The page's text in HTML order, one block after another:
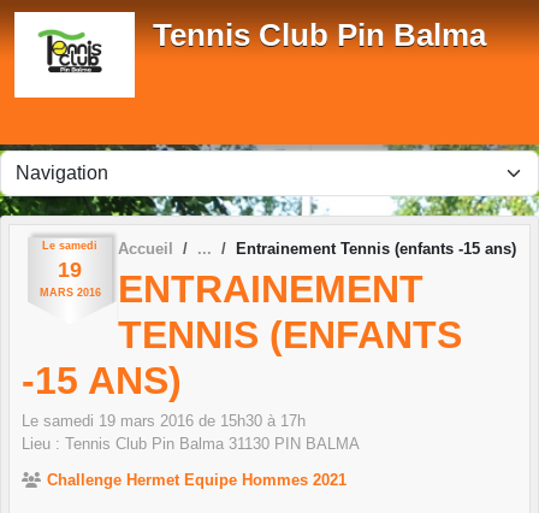
Tennis Club Pin Balma
Le samedi
19
MARS 2016
Accueil Entrainement Tennis (enfants -15 ans)
ENTRAINEMENT
TENNIS (ENFANTS
-15 ANS)
Le samedi 19 mars 2016 de 15h30 à 17h
Lieu : Tennis Club Pin Balma 31130 PIN BALMA
Challenge Hermet Equipe Hommes 2021
Panneau de gestion des cookies